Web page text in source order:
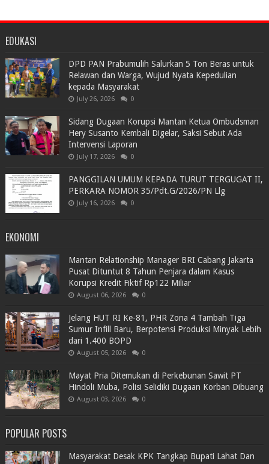
EDUKASI
DPD PAN Prabumulih Salurkan 5 Ton Beras untuk
Relawan dan Warga, Wujud Nyata Kepedulian
kepada Masyarakat
July 26, 2026 0
Sidang Dugaan Korupsi Mantan Ketua Ombudsman
Hery Susanto Kembali Digelar, Saksi Sebut Ada
Intervensi Laporan
July 17, 2026 0
PANGGILAN UMUM KEPADA TURUT TERGUGAT II,
PERKARA NOMOR 35/Pdt.G/2026/PN Llg
July 16, 2026 0
EKONOMI
Mantan Relationship Manager BRI Cabang Jakarta
Pusat Dituntut 8 Tahun Penjara dalam Kasus
Korupsi Kredit Fiktif Rp122 Miliar
August 06, 2026 0
Jelang HUT RI Ke-81, PHR Zona 4 Tambah Tiga
Sumur Infill Baru, Berpotensi Produksi Minyak Lebih
dari 1.400 BOPD
August 05, 2026 0
Mayat Pria Ditemukan di Perkebunan Sawit PT
Hindoli Muba, Polisi Selidiki Dugaan Korban Dibuang
August 03, 2026 0
POPULAR POSTS
Masyarakat Desak KPK Tangkap Bupati Lahat Dan